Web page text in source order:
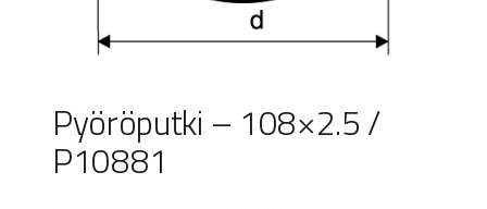
Pyöröputki – 108×2.5 /
P10881